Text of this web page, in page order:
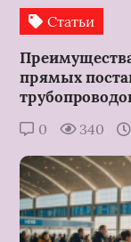
Статьи
прямых
0 340